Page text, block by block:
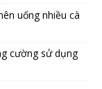
uống nhiều cà
cường sử dụng